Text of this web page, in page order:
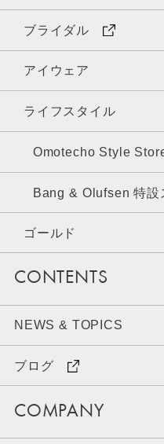
ブライダル
アイウェア
ライフスタイル
Omotecho Style
Bang & Olufsen 特設
ゴールド
CONTENTS
NEWS & TOPICS
ブログ
COMPANY